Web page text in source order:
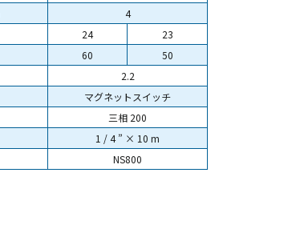
4
24
23
60
50
2.2
マグネットスイッチ
三相 200
1 / 4 ” × 10 m
NS800